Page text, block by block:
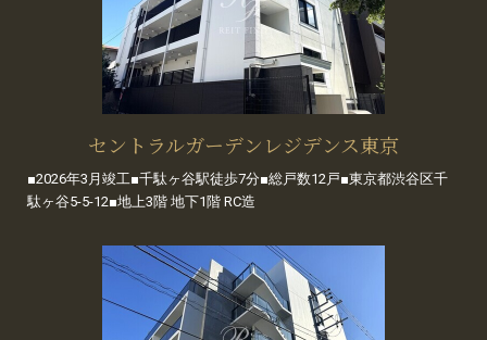
セントラルガーデンレジデンス東京
■2026年3月竣工■千駄ヶ谷駅徒歩7分■総戸数12戸■東京都渋谷区千
駄ヶ谷5-5-12■地上3階 地下1階 RC造